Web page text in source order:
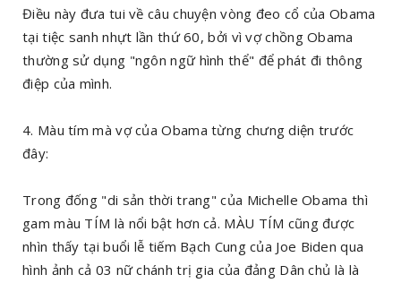
Điều này đưa tui về câu chuyện vòng đeo cổ của Obama
tại tiệc sanh nhựt lần thứ 60, bởi vì vợ chồng Obama
thường sử dụng "ngôn ngữ hình thể" để phát đi thông
điệp của mình.
4. Màu tím mà vợ của Obama từng chưng diện trước
đây:
Trong đống "di sản thời trang" của Michelle Obama thì
gam màu TÍM là nổi bật hơn cả. MÀU TÍM cũng được
nhìn thấy tại buổi lễ tiếm Bạch Cung của Joe Biden qua
hình ảnh cả 03 nữ chánh trị gia của đảng Dân chủ là là